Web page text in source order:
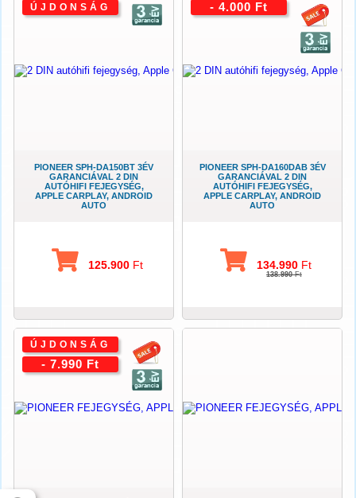
PIONEER SPH-DA150BT 3ÉV
GARANCIÁVAL 2 DIN
AUTÓHIFI FEJEGYSÉG,
APPLE CARPLAY, ANDROID
AUTO
125.900 Ft
ÚJDONSÁG
PIONEER SPH-DA160DAB 3ÉV
GARANCIÁVAL 2 DIN
AUTÓHIFI FEJEGYSÉG,
APPLE CARPLAY, ANDROID
AUTO
134.990 Ft
138.990Ft
- 4.000 Ft
ÚJDONSÁG
- 7.990 Ft